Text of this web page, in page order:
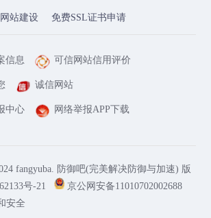
站建设 免费SSL证书申请
信息 可信网站信用评价
诚信网站
中心 网络举报APP下载
fangyuba. 防御吧(完美解决防御与加速) 版
号-21
京公网安备11010702002688
安全